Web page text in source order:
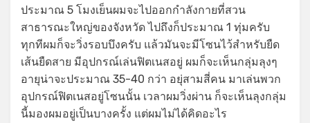
ประมาณ 5 โมงเย็นผมจะไปออกกำลังกายที่สวน
สาธารณะใหญ่ของจังหวัด ไปถึงก็ประมาณ 1 ทุ่มครับ
ทุกทีผมก็จะวิ่งรอบบึงครับ แล้วมันจะมีโซนไว้สำหรับยืด
เส้นยืดสาย มีอุปกรณ์เล่นฟิตเนสอยู่ ผมก็จะเห็นกลุ่มลุงๆ
อายุน่าจะประมาณ 35-40 กว่า อยุ่สามสี่คน มาเล่นพวก
อุปกรณ์ฟิตเนสอยู่โซนนั้น เวลาผมวิ่งผ่าน ก็จะเห็นลุงกลุ่ม
นี้มองผมอยู่เป็นบางครั้ง แต่ผมไม่ได้คิดอะไร